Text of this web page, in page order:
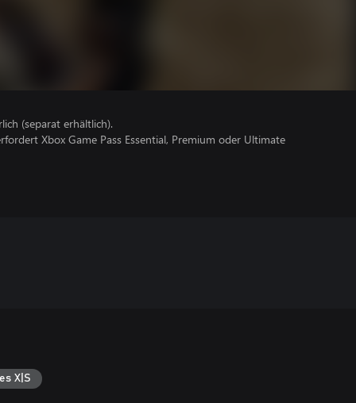
(separat erhältlich).
Xbox Game Pass Essential, Premium oder Ultimate
X|S